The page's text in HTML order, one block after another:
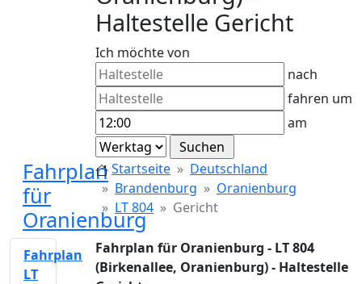
Haltestelle Gericht
Ich möchte von
nach
fahren um
am
Fahrplan
für
Oranienburg
Startseite
Deutschland
Brandenburg
Oranienburg
LT 804
Gericht
Fahrplan für Oranienburg - LT 804
(Birkenallee, Oranienburg) - Haltestelle
Fahrplan
LT